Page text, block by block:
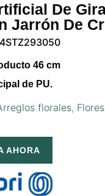
De
Jarrón De
46 cm
de PU.
florales,
AHORA